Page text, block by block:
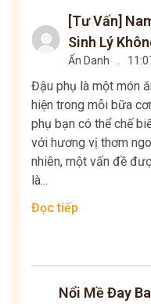
[Tư Vấn]
Sinh Lý
Ẩn Danh
Đậu phụ là một món
hiện trong mỗi bữa
phụ bạn có thể chế
với hương vị thơm
nhiên, một vấn đề
là...
Đọc tiếp
Nổi Mề Đay